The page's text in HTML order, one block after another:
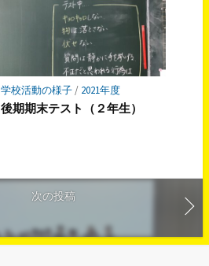
学校活動の様子/ 2021年度
後期期末テスト（２年生）
次の投稿